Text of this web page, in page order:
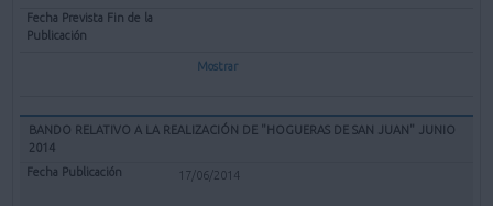
Mostrar
BANDO RELATIVO A LA REALIZACIÓN DE "HOGUERAS DE SAN JUAN" JUNIO
2014
17/06/2014